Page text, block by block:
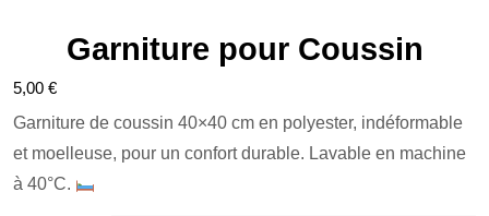
Garniture pour Coussin
5,00 €
Garniture de coussin 40×40 cm en polyester, indéformable
et moelleuse, pour un confort durable. Lavable en machine
à 40°C.